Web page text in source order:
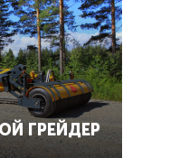
ГРЕЙДЕР